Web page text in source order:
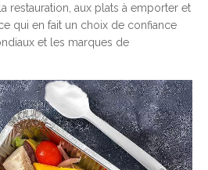
restauration, aux plats à emporter et
qui en fait un choix de confiance
et les marques de